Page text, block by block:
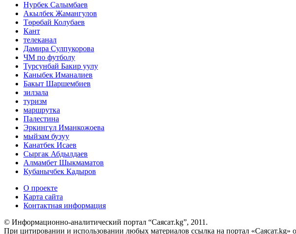
Нурбек Салымбаев
Акылбек Жамангулов
Төрөбай Колубаев
Кант
телеканал
Дамира Сулпукорова
ЧМ по футболу
Турсунбай Бакир уулу
Каныбек Иманалиев
Бакыт Шаршембиев
зилзала
туризм
маршрутка
Палестина
Эркингүл Иманкожоева
мыйзам бузуу
Канатбек Исаев
Сыргак Абдылдаев
Алмамбет Шыкмаматов
Кубанычбек Кадыров
О проекте
Карта сайта
Контактная информация
© Информационно-аналитический портал “Саясат.kg”, 2011.
При цитировании и использовании любых материалов ссылка на портал «Саясат.kg»